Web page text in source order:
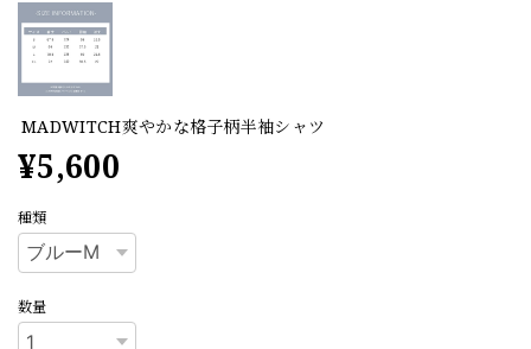
MADWITCH爽やかな格子柄半袖シャツ
¥5,600
種類
数量